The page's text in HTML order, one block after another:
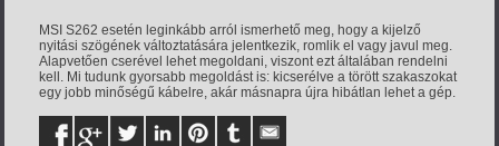
MSI S262 esetén leginkább arról ismerhető meg, hogy a kijelző
nyitási szögének változtatására jelentkezik, romlik el vagy javul meg.
Alapvetően cserével lehet megoldani, viszont ezt általában rendelni
kell. Mi tudunk gyorsabb megoldást is: kicserélve a törött szakaszokat
egy jobb minőségű kábelre, akár másnapra újra hibátlan lehet a gép.